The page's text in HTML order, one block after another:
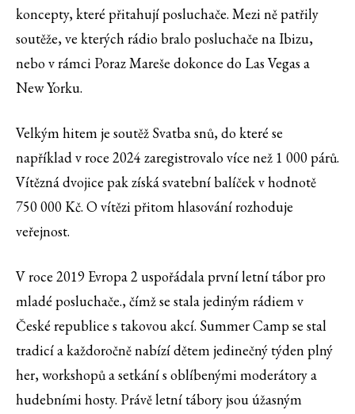
koncepty, které přitahují posluchače. Mezi ně patřily
soutěže, ve kterých rádio bralo posluchače na Ibizu,
nebo v rámci Poraz Mareše dokonce do Las Vegas a
New Yorku.
Velkým hitem je soutěž Svatba snů, do které se
například v roce 2024 zaregistrovalo více než 1 000 párů.
Vítězná dvojice pak získá svatební balíček v hodnotě
750 000 Kč. O vítězi přitom hlasování rozhoduje
veřejnost.
V roce 2019 Evropa 2 uspořádala první letní tábor pro
mladé posluchače., čímž se stala jediným rádiem v
České republice s takovou akcí. Summer Camp se stal
tradicí a každoročně nabízí dětem jedinečný týden plný
her, workshopů a setkání s oblíbenými moderátory a
hudebními hosty. Právě letní tábory jsou úžasným